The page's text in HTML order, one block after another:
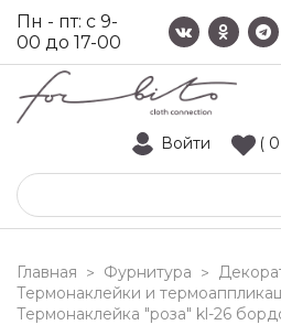
Пн - пт: с 9-
00 до 17-00
Войти (
Главная > Фурнитура >
Термонаклейки и
термонаклейка "роза" kl-26